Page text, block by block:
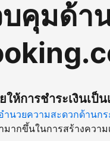
คุมด้า
ให้การชำระเงินเป็น
ำนวยความสะดวกด้านกร
มากขึ้นในการสร้างควา